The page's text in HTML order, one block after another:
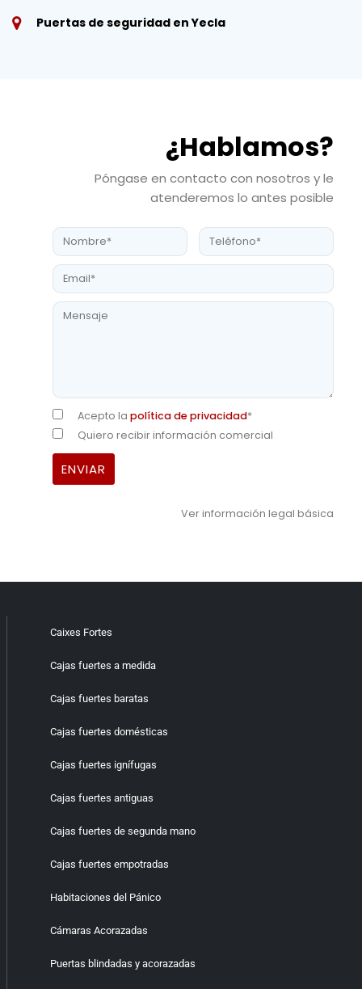
Puertas de seguridad en Yecla
¿Hablamos?
Póngase en contacto con nosotros y le
atenderemos lo antes posible
Acepto la política de privacidad*
Quiero recibir información comercial
Ver información legal básica
Caixes Fortes
Cajas fuertes a medida
Cajas fuertes baratas
Cajas fuertes domésticas
Cajas fuertes ignífugas
Cajas fuertes antiguas
Cajas fuertes de segunda mano
Cajas fuertes empotradas
Habitaciones del Pánico
Cámaras Acorazadas
Puertas blindadas y acorazadas